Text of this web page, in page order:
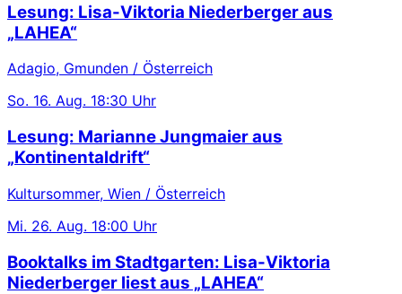
Lesung: Lisa-Viktoria Niederberger aus
„LAHEA“
Adagio, Gmunden / Österreich
So. 16. Aug. 18:30 Uhr
Lesung: Marianne Jungmaier aus
„Kontinentaldrift“
Kultursommer, Wien / Österreich
Mi. 26. Aug. 18:00 Uhr
Booktalks im Stadtgarten: Lisa-Viktoria
Niederberger liest aus „LAHEA“